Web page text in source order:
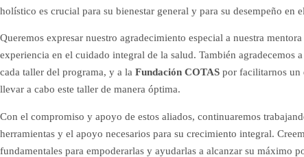
holístico es crucial para su bienestar general y para su desempeño en
Queremos expresar nuestro agradecimiento especial a nuestra mentora
experiencia en el cuidado integral de la salud. También agradecemos a
cada taller del programa, y a la Fundación COTAS por facilitarnos un
llevar a cabo este taller de manera óptima.
Con el compromiso y apoyo de estos aliados, continuaremos
herramientas y el apoyo necesarios para su crecimiento integral.
fundamentales para empoderarlas y ayudarlas a alcanzar su máximo